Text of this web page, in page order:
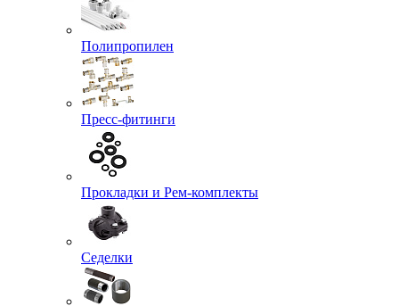
Полипропилен
Пресс-фитинги
Прокладки и Рем-комплекты
Седелки